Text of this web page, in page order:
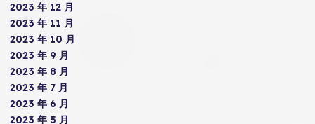
2023 年 12 月
2023 年 11 月
2023 年 10 月
2023 年 9 月
2023 年 8 月
2023 年 7 月
2023 年 6 月
2023 年 5 月